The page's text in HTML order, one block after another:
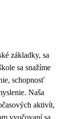
základky, sa
sa snažíme
schopnosť
Naša
aktivít,